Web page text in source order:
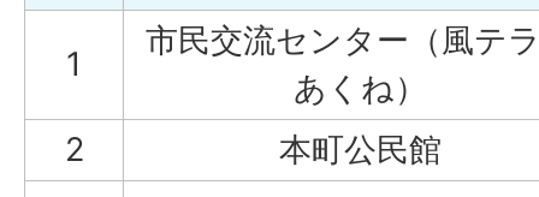
1
市民交流センター（風テ
あくね）
2
本町公民館